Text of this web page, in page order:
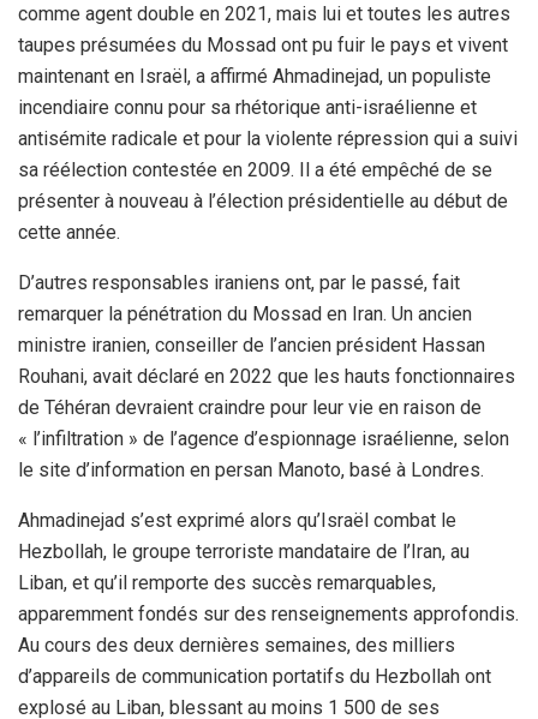
comme agent double en 2021, mais lui et toutes les autres
taupes présumées du Mossad ont pu fuir le pays et vivent
maintenant en Israël, a affirmé Ahmadinejad, un populiste
incendiaire connu pour sa rhétorique anti-israélienne et
antisémite radicale et pour la violente répression qui a suivi
sa réélection contestée en 2009. Il a été empêché de se
présenter à nouveau à l’élection présidentielle au début de
cette année.
D’autres responsables iraniens ont, par le passé, fait
remarquer la pénétration du Mossad en Iran. Un ancien
ministre iranien, conseiller de l’ancien président Hassan
Rouhani, avait déclaré en 2022 que les hauts fonctionnaires
de Téhéran devraient craindre pour leur vie en raison de
« l’infiltration » de l’agence d’espionnage israélienne, selon
le site d’information en persan Manoto, basé à Londres.
Ahmadinejad s’est exprimé alors qu’Israël combat le
Hezbollah, le groupe terroriste mandataire de l’Iran, au
Liban, et qu’il remporte des succès remarquables,
apparemment fondés sur des renseignements approfondis.
Au cours des deux dernières semaines, des milliers
d’appareils de communication portatifs du Hezbollah ont
explosé au Liban, blessant au moins 1 500 de ses